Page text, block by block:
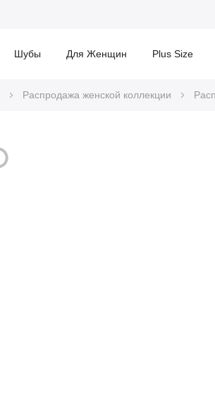
Шубы Для Женщин Plus Size
Распродажа женской коллекции